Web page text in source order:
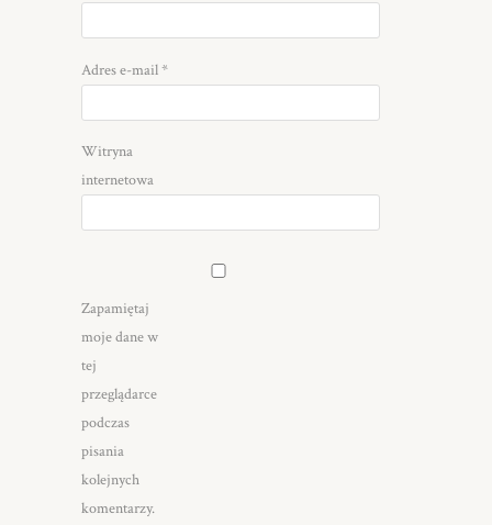
Adres e-mail*
Witryna
internetowa
Zapamiętaj
moje dane w
tej
przeglądarce
podczas
pisania
kolejnych
komentarzy.